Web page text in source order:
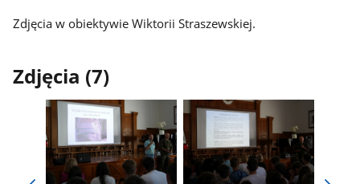
Zdjęcia w obiektywie Wiktorii Straszewskiej.
Zdjęcia (7)